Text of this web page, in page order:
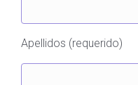
Apellidos (requerido)